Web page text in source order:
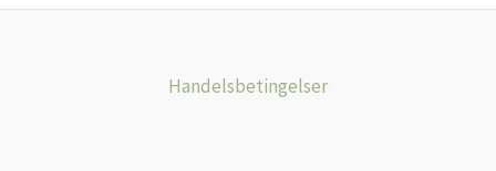
Handelsbetingelser